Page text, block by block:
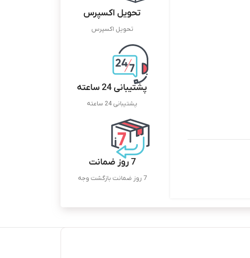
تحویل اکسپرس
تحویل اکسپرس
پشتیبانی 24 ساعته
پشتیبانی 24 ساعته
7 روز ضمانت
7 روز ضمانت بازگشت وجه